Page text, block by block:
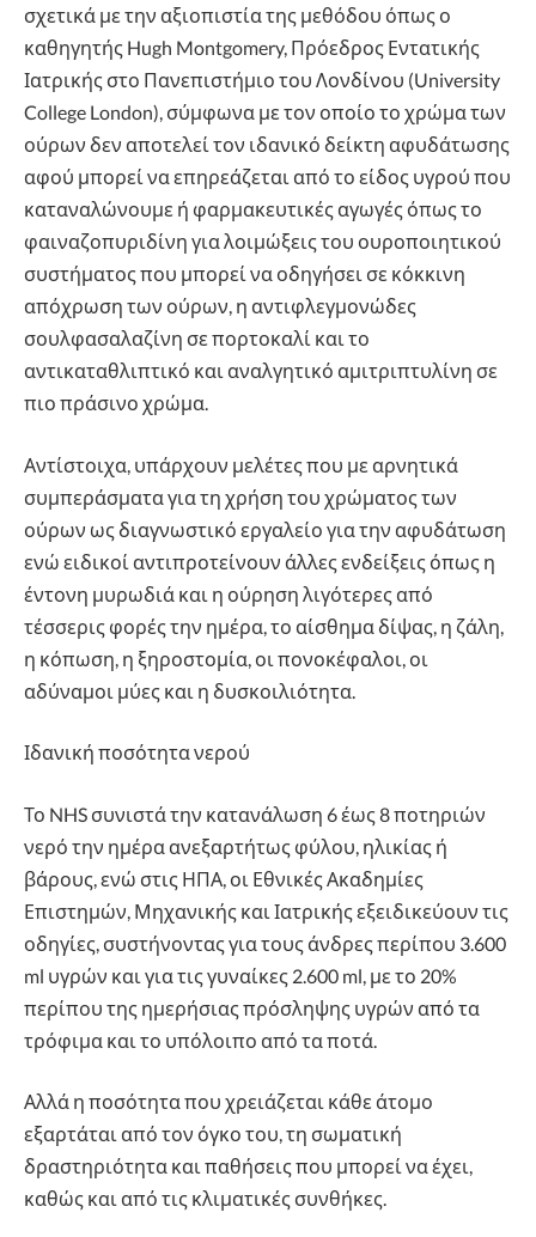
σχετικά με την αξιοπιστία της μεθόδου όπως ο
καθηγητής Hugh Montgomery, Πρόεδρος Εντατικής
Ιατρικής στο Πανεπιστήμιο του Λονδίνου (University
College London), σύμφωνα με τον οποίο το χρώμα των
ούρων δεν αποτελεί τον ιδανικό δείκτη αφυδάτωσης
αφού μπορεί να επηρεάζεται από το είδος υγρού που
καταναλώνουμε ή φαρμακευτικές αγωγές όπως το
φαιναζοπυριδίνη για λοιμώξεις του ουροποιητικού
συστήματος που μπορεί να οδηγήσει σε κόκκινη
απόχρωση των ούρων, η αντιφλεγμονώδες
σουλφασαλαζίνη σε πορτοκαλί και το
αντικαταθλιπτικό και αναλγητικό αμιτριπτυλίνη σε
πιο πράσινο χρώμα.
Αντίστοιχα, υπάρχουν μελέτες που με αρνητικά
συμπεράσματα για τη χρήση του χρώματος των
ούρων ως διαγνωστικό εργαλείο για την αφυδάτωση
ενώ ειδικοί αντιπροτείνουν άλλες ενδείξεις όπως η
έντονη μυρωδιά και η ούρηση λιγότερες από
τέσσερις φορές την ημέρα, το αίσθημα δίψας, η ζάλη,
η κόπωση, η ξηροστομία, οι πονοκέφαλοι, οι
αδύναμοι μύες και η δυσκοιλιότητα.
Ιδανική ποσότητα νερού
Το NHS συνιστά την κατανάλωση 6 έως 8 ποτηριών
νερό την ημέρα ανεξαρτήτως φύλου, ηλικίας ή
βάρους, ενώ στις ΗΠΑ, οι Εθνικές Ακαδημίες
Επιστημών, Μηχανικής και Ιατρικής εξειδικεύουν τις
οδηγίες, συστήνοντας για τους άνδρες περίπου 3.600
ml υγρών και για τις γυναίκες 2.600 ml, με το 20%
περίπου της ημερήσιας πρόσληψης υγρών από τα
τρόφιμα και το υπόλοιπο από τα ποτά.
Αλλά η ποσότητα που χρειάζεται κάθε άτομο
εξαρτάται από τον όγκο του, τη σωματική
δραστηριότητα και παθήσεις που μπορεί να έχει,
καθώς και από τις κλιματικές συνθήκες.